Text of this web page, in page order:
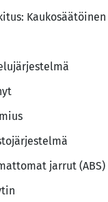
Kaukosäätöinen
jarrut (ABS)